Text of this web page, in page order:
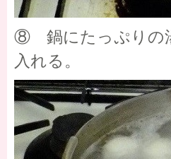
⑧ 鍋にたっぷりの
入れる。